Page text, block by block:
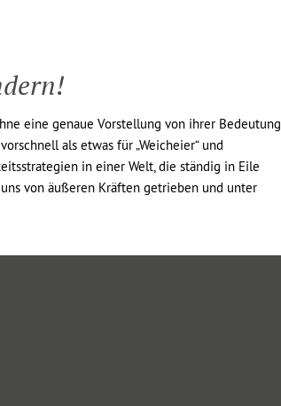
eine genaue Vorstellung von ihrer Bedeutung
als etwas für „Weicheier“ und
in einer Welt, die ständig in Eile
von äußeren Kräften getrieben und unter